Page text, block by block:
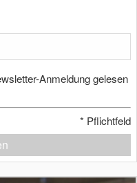
Anmeldung gelesen
* Pflichtfeld